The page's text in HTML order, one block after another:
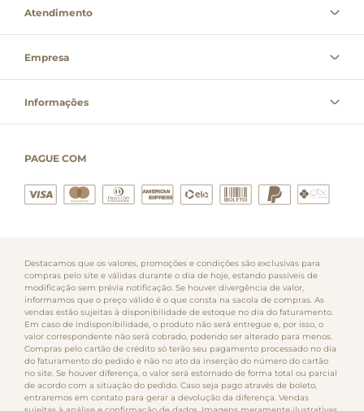
Atendimento
Empresa
Informações
PAGUE COM
Destacamos que os valores, promoções e condições são exclusivas para
compras pelo site e válidas durante o dia de hoje, estando passíveis de
modificação sem prévia notificação. Se houver divergência de valor,
informamos que o preço válido é o que consta na sacola de compras. As
vendas estão sujeitas à disponibilidade de estoque no dia do faturamento.
Em caso de indisponibilidade, o produto não será entregue e, por isso, o
valor correspondente não será cobrado, podendo ser alterado para menos.
Compras pelo cartão de crédito só terão seu pagamento processado no dia
do faturamento do pedido e não no ato da inserção do número do cartão
no site. Se houver diferença, o valor será estornado de forma total ou parcial
de acordo com a situação do pedido. Caso seja pago através de boleto,
entraremos em contato para gerar a devolução da diferença. Vendas